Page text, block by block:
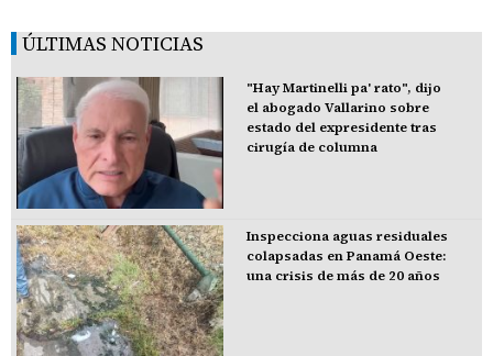
ÚLTIMAS NOTICIAS
"Hay Martinelli pa' rato", dijo
el abogado Vallarino sobre
estado del expresidente tras
cirugía de columna
Inspecciona aguas residuales
colapsadas en Panamá Oeste:
una crisis de más de 20 años